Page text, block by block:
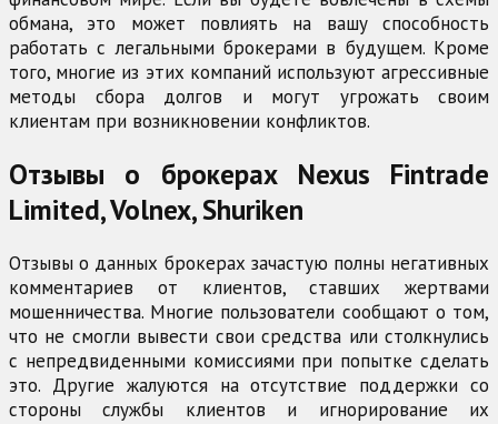
обмана, это может повлиять на вашу способность
работать с легальными брокерами в будущем. Кроме
того, многие из этих компаний используют агрессивные
методы сбора долгов и могут угрожать своим
клиентам при возникновении конфликтов.
Отзывы о брокерах Nexus Fintrade
Limited, Volnex, Shuriken
Отзывы о данных брокерах зачастую полны негативных
комментариев от клиентов, ставших жертвами
мошенничества. Многие пользователи сообщают о том,
что не смогли вывести свои средства или столкнулись
с непредвиденными комиссиями при попытке сделать
это. Другие жалуются на отсутствие поддержки со
стороны службы клиентов и игнорирование их